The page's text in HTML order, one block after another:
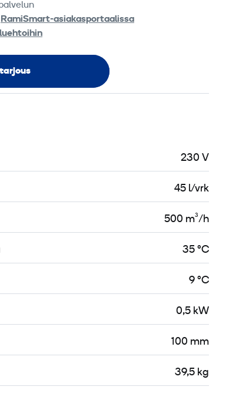
RamiSmart-asiakasportaalissa
230 V
45 l/vrk
500 m³/h
35 °C
9 °C
0,5 kW
100 mm
39,5 kg